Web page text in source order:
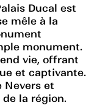
Ducal est
mêle à la
monument.
vie, offrant
et captivante.
Nevers et
la région.